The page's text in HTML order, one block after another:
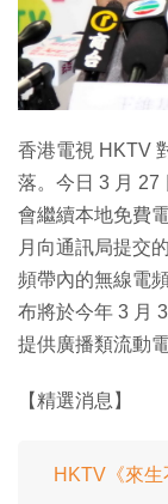
特集
香港電視 HKTV
落。今日 3 月 27
會繼續本地免費
月向通訊局提交
頻帶內的無線電
布將於今年 3 月
提供廣播類流動
【精選消息】
HKTV《來